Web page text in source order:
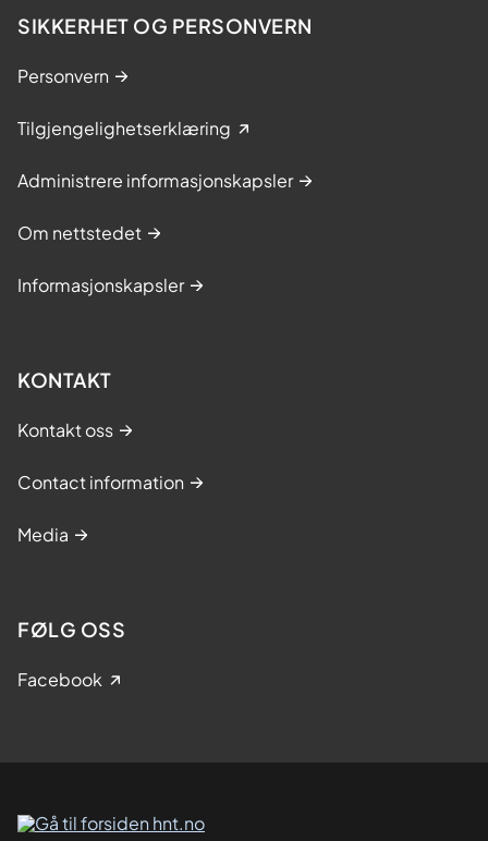
SIKKERHET OG PERSONVERN
Personvern
Tilgjengelighetserklæring
Administrere informasjonskapsler
Om nettstedet
Informasjonskapsler
KONTAKT
Kontakt oss
Contact information
Media
FØLG OSS
Facebook